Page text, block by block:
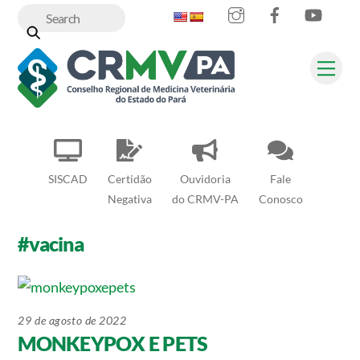
content
SISCAD
Certidão
Negativa
Ouvidoria
do CRMV-PA
Fale
Conosco
InstagramFacebook
#vacina
29 de agosto de 2022
MONKEYPOX E PETS